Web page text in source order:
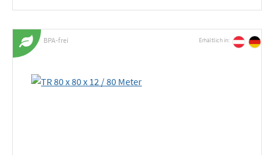
BPA-frei Erhältlich in: